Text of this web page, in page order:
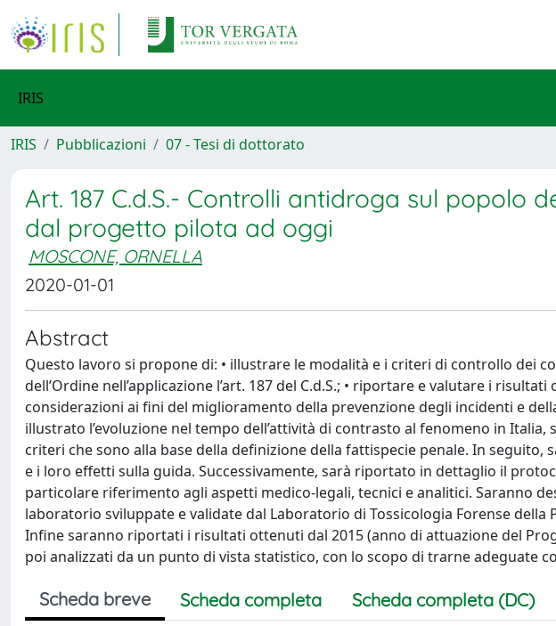
IRIS
IRIS Pubblicazioni 07 - Tesi di dottorato
Art. 187 C.d.S.- Controlli antidroga sul popolo
dal progetto pilota ad oggi
MOSCONE, ORNELLA
2020-01-01
Abstract
Questo lavoro si propone di: • illustrare le modalità e i criteri di controllo dei
dell’Ordine nell’applicazione l’art. 187 del C.d.S.; • riportare e valutare i
considerazioni ai fini del miglioramento della prevenzione degli incidenti e
illustrato l’evoluzione nel tempo dell’attività di contrasto al fenomeno in Italia,
criteri che sono alla base della definizione della fattispecie penale. In seguito,
e i loro effetti sulla guida. Successivamente, sarà riportato in dettaglio il
particolare riferimento agli aspetti medico-legali, tecnici e analitici. Saranno
laboratorio sviluppate e validate dal Laboratorio di Tossicologia Forense
Infine saranno riportati i risultati ottenuti dal 2015 (anno di attuazione del
poi analizzati da un punto di vista statistico, con lo scopo di trarne adeguate
Scheda breve Scheda completa Scheda completa (DC)